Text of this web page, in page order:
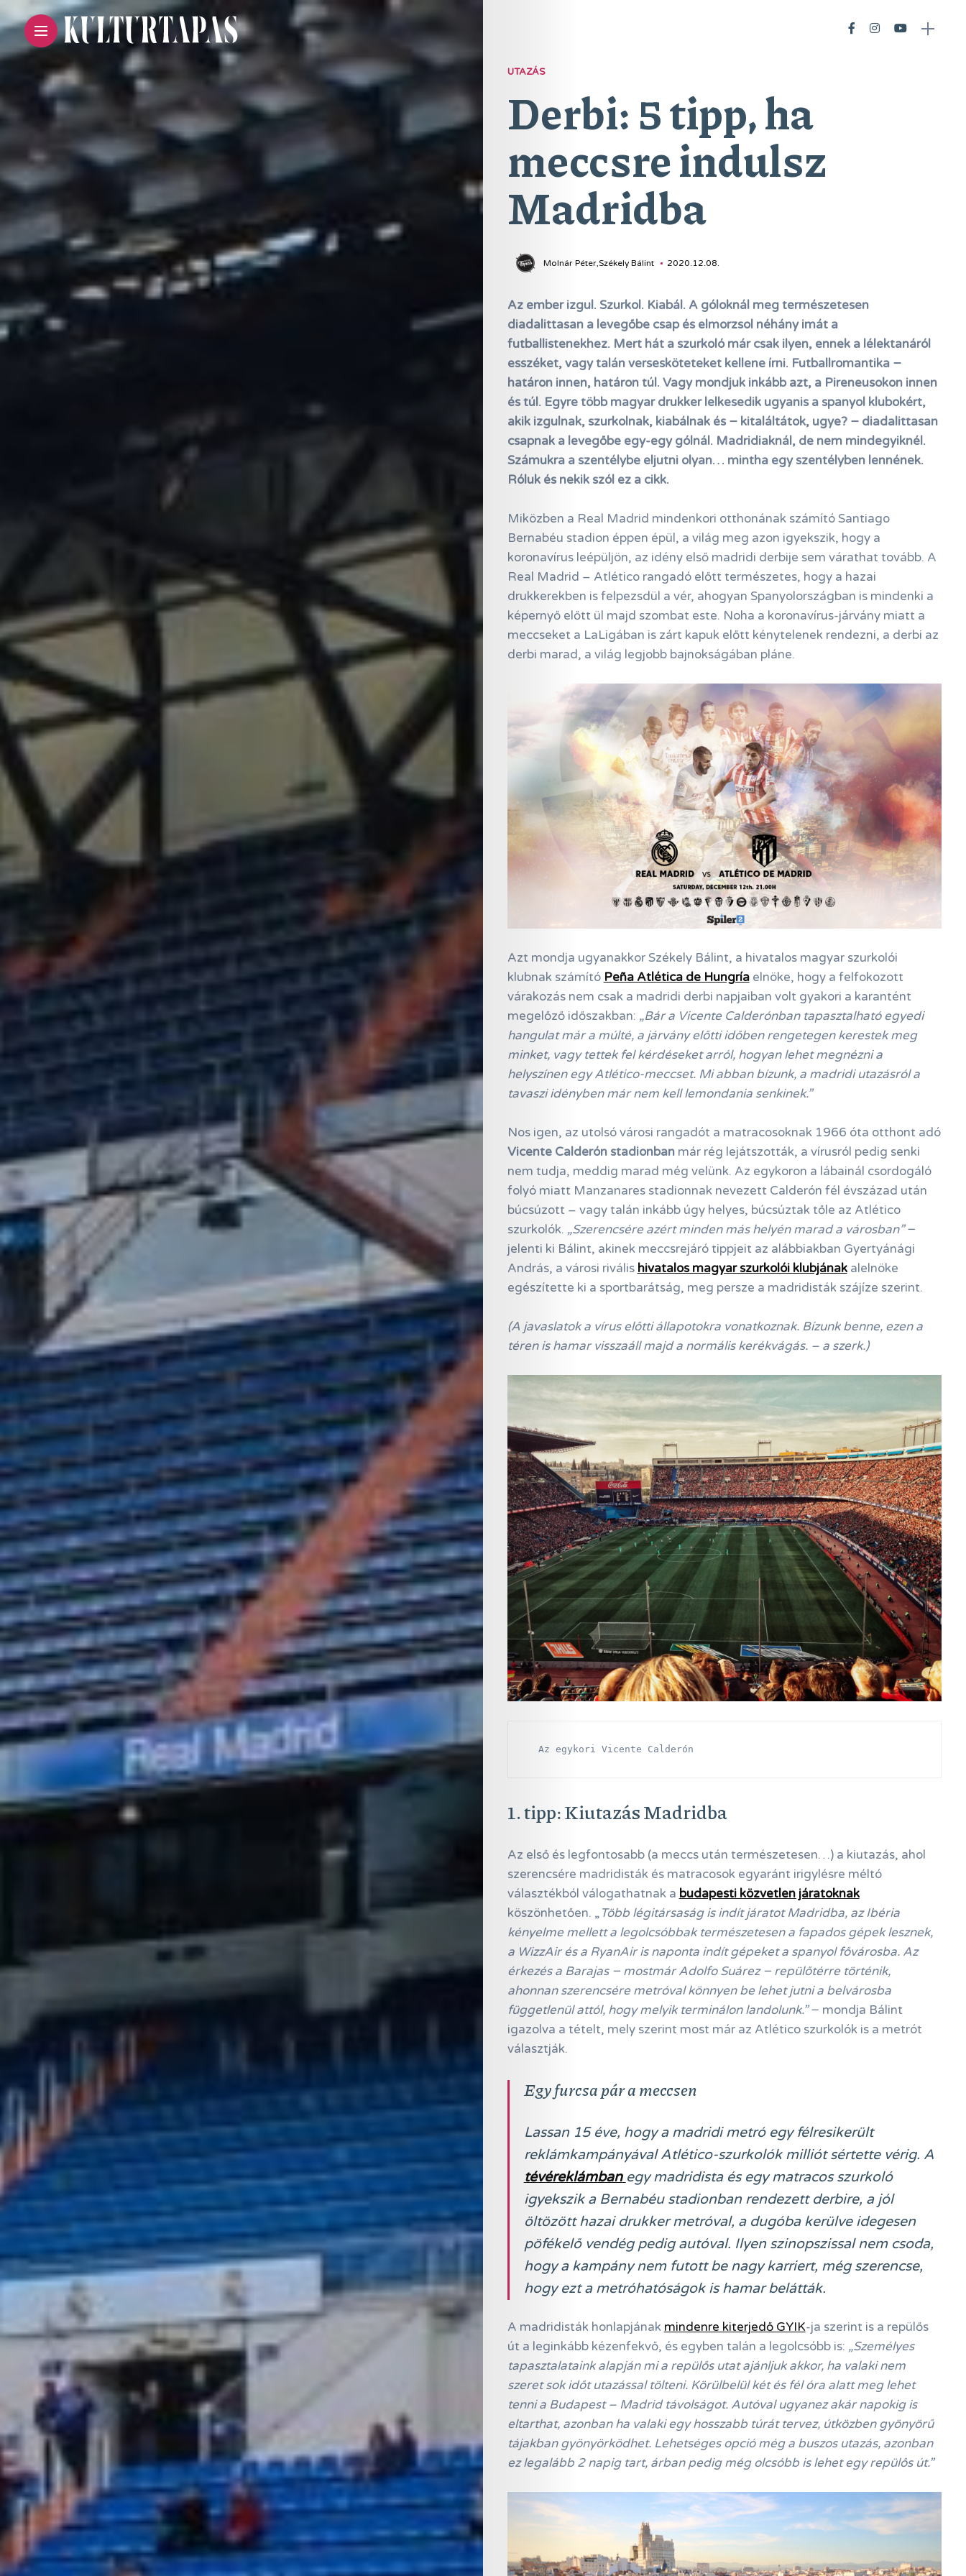
Online
Magazin
Hírlevél
Kapcsolat
Adatkezelés
Search
UTAZÁS
Derbi: 5 tipp, ha
meccsre indulsz
Madridba
Molnár Péter,Székely Bálint 2020.12.08.
Az ember izgul. Szurkol. Kiabál. A góloknál meg természetesen
diadalittasan a levegőbe csap és elmorzsol néhány imát a
futballistenekhez. Mert hát a szurkoló már csak ilyen, ennek a lélektanáról
esszéket, vagy talán versesköteteket kellene írni. Futballromantika −
határon innen, határon túl. Vagy mondjuk inkább azt, a Pireneusokon innen
és túl. Egyre több magyar drukker lelkesedik ugyanis a spanyol klubokért,
akik izgulnak, szurkolnak, kiabálnak és − kitaláltátok, ugye? − diadalittasan
csapnak a levegőbe egy-egy gólnál. Madridiaknál, de nem mindegyiknél.
Számukra a szentélybe eljutni olyan… mintha egy szentélyben lennének.
Róluk és nekik szól ez a cikk.
Miközben a Real Madrid mindenkori otthonának számító Santiago
Bernabéu stadion éppen épül, a világ meg azon igyekszik, hogy a
koronavírus leépüljön, az idény első madridi derbije sem várathat tovább. A
Real Madrid – Atlético rangadó előtt természetes, hogy a hazai
drukkerekben is felpezsdül a vér, ahogyan Spanyolországban is mindenki a
képernyő előtt ül majd szombat este. Noha a koronavírus-járvány miatt a
meccseket a LaLigában is zárt kapuk előtt kénytelenek rendezni, a derbi az
derbi marad, a világ legjobb bajnokságában pláne.
Azt mondja ugyanakkor Székely Bálint, a hivatalos magyar szurkolói
klubnak számító Peña Atlética de Hungríaelnöke, hogy a felfokozott
várakozás nem csak a madridi derbi napjaiban volt gyakori a karantént
megelőző időszakban: „Bár a Vicente Calderónban tapasztalható egyedi
hangulat már a múlté, a járvány előtti időben rengetegen kerestek meg
minket, vagy tettek fel kérdéseket arról, hogyan lehet megnézni a
helyszínen egy Atlético-meccset. Mi abban bízunk, a madridi utazásról a
tavaszi idényben már nem kell lemondania senkinek.”
Nos igen, az utolsó városi rangadót a matracosoknak 1966 óta otthont adó
Vicente Calderón stadionbanmár rég lejátszották, a vírusról pedig senki
nem tudja, meddig marad még velünk. Az egykoron a lábainál csordogáló
folyó miatt Manzanares stadionnak nevezett Calderón fél évszázad után
búcsúzott – vagy talán inkább úgy helyes, búcsúztak tőle az Atlético
szurkolók. „Szerencsére azért minden más helyén marad a városban”−
jelenti ki Bálint, akinek meccsrejáró tippjeit az alábbiakban Gyertyánági
András, a városi rivális hivatalos magyar szurkolói klubjánakalelnöke
egészítette ki a sportbarátság, meg persze a madridisták szájíze szerint.
(A javaslatok a vírus előtti állapotokra vonatkoznak. Bízunk benne, ezen a
téren is hamar visszaáll majd a normális kerékvágás. – a szerk.)
  Az egykori Vicente Calderón
1. tipp: Kiutazás Madridba
Az első és legfontosabb (a meccs után természetesen…) a kiutazás, ahol
szerencsére madridisták és matracosok egyaránt irigylésre méltó
választékból válogathatnak a budapesti közvetlen járatoknak
köszönhetően. „Több légitársaság is indít járatot Madridba, az Ibéria
kényelme mellett a legolcsóbbak természetesen a fapados gépek lesznek,
a WizzAir és a RyanAir is naponta indít gépeket a spanyol fővárosba. Az
érkezés a Barajas − mostmár Adolfo Suárez − repülőtérre történik,
ahonnan szerencsére metróval könnyen be lehet jutni a belvárosba
függetlenül attól, hogy melyik terminálon landolunk.”− mondja Bálint
igazolva a tételt, mely szerint most már az Atlético szurkolók is a metrót
választják.
Egy furcsa pár a meccsen
Lassan 15 éve, hogy a madridi metró egy félresikerült
reklámkampányával Atlético-szurkolók milliót sértette vérig. A
tévéreklámban egy madridista és egy matracos szurkoló
igyekszik a Bernabéu stadionban rendezett derbire, a jól
öltözött hazai drukker metróval, a dugóba kerülve idegesen
pöfékelő vendég pedig autóval. Ilyen szinopszissal nem csoda,
hogy a kampány nem futott be nagy karriert, még szerencse,
hogy ezt a metróhatóságok is hamar belátták.
A madridisták honlapjának mindenre kiterjedő GYIK-ja szerint is a repülős
út a leginkább kézenfekvő, és egyben talán a legolcsóbb is: „Személyes
tapasztalataink alapján mi a repülős utat ajánljuk akkor, ha valaki nem
szeret sok időt utazással tölteni. Körülbelül két és fél óra alatt meg lehet
tenni a Budapest – Madrid távolságot. Autóval ugyanez akár napokig is
eltarthat, azonban ha valaki egy hosszabb túrát tervez, útközben gyönyörű
tájakban gyönyörködhet. Lehetséges opció még a buszos utazás, azonban
ez legalább 2 napig tart, árban pedig még olcsóbb is lehet egy repülős út.”